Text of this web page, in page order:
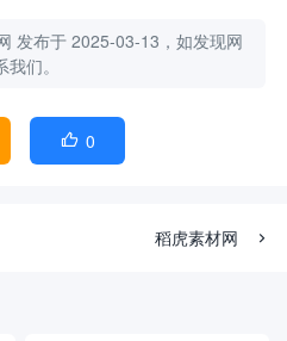
发布于 2025-03-13，如发现网
们。
 0
稻虎素材网